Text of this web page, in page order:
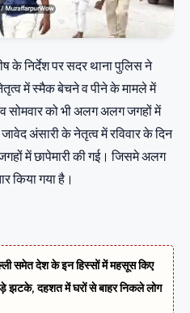
निर्देश पर सदर थाना पुलिस ने
में स्मैक बेचने व पीने के मामले में
व सोमवार को भी अलग अलग जगहों में
अंसारी के नेतृत्व में रविवार के दिन
में छापेमारी की गई। जिसमे अलग
किया गया है।
समेत देश के इन हिस्सों में महसूस किए
झटके, दहशत में घरों से बाहर निकले लोग